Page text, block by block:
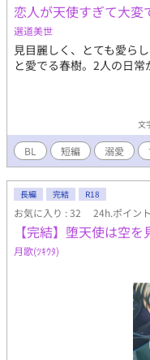
恋人が天使すぎて大変
選道美世
見目麗しく、とても愛ら
と愛でる春樹。2人の日常
文
BL 短編 溺愛
長編 完結 R18
お気に入り : 32 24h.ポイン
【完結】堕天使は空を
月歌(ﾂｷｳﾀ)